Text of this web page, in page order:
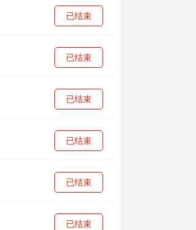
已结束
已结束
已结束
已结束
已结束
已结束